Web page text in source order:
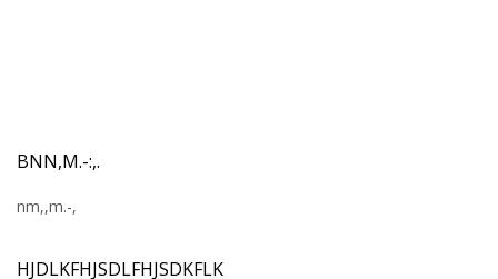
BNN,M.-:,.
nm,,m.-,
HJDLKFHJSDLFHJSDKFLK